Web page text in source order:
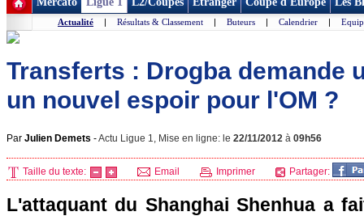
Actualité | Résultats & Classement | Buteurs | Calendrier |
Transferts : Drogba demande
un nouvel espoir pour l'OM ?
Par Julien Demets -Actu Ligue 1, Mise en ligne: le 22/11/2012 à 09h56
Taille du texte: Email Imprimer Partager:
L'attaquant du Shanghai Shenhua a